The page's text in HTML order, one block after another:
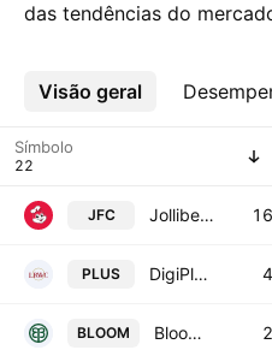
das tendências do
Visão geral
Mais
Símbolo
JFC Jollibee Foods Corp.
PLUS DigiPlus Interactive Corp
BLOOM Bloomberry Resorts Corporation